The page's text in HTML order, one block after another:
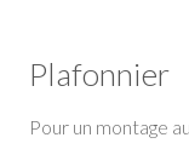
Plafonnier
Pour un montage